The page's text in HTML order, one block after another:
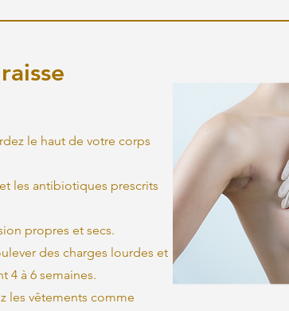
le haut de votre corps
les antibiotiques prescrits
propres et secs.
des charges lourdes et
4 à 6 semaines.
les vêtements comme